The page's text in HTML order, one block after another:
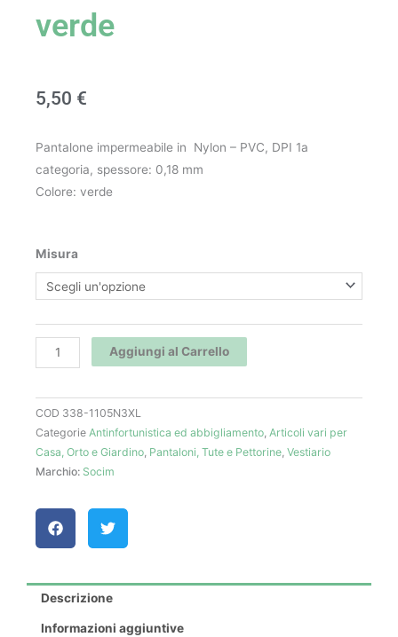
verde
5,50 €
Pantalone impermeabile in Nylon – PVC, DPI 1a
categoria, spessore: 0,18 mm
Colore: verde
Misura
Pantalone
impermeabile
Nylon
quantità
Aggiungi al Carrello
COD 338-1105N3XL
Categorie Antinfortunistica ed abbigliamento, Articoli vari per
Casa, Orto e Giardino, Pantaloni, Tute e Pettorine, Vestiario
Marchio: Socim
Descrizione
Informazioni aggiuntive